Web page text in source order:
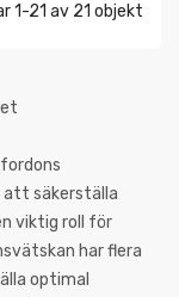
1-21 av 21 objekt
att säkerställa
viktig roll för
har flera
optimal